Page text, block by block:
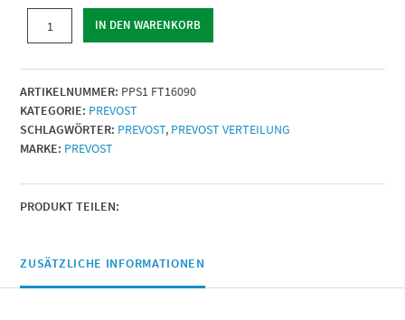
KORPER
Für
Rohr
mit
Außen-
Ø
=
(1)
IG
BSPP
IN DEN WARENKORB
ARTIKELNUMMER: PPS1 FT16090
KATEGORIE: PREVOST
SCHLAGWÖRTER: PREVOST, PREVOST VERTEILUNG
MARKE: PREVOST
PRODUKT TEILEN:
ZUSÄTZLICHE INFORMATIONEN